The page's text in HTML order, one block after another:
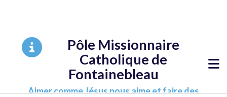
Pôle Missionnaire
Catholique de
Fontainebleau
Aimer comme Jésus nous aime et faire des